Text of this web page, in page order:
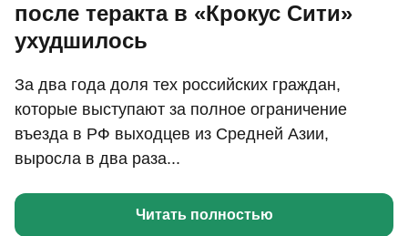
после теракта в «Крокус Сити»
ухудшилось
За два года доля тех российских граждан,
которые выступают за полное ограничение
въезда в РФ выходцев из Средней Азии,
выросла в два раза...
Читать полностью